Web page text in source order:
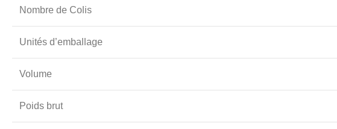
Nombre de Colis
Unités d’emballage
Volume
Poids brut